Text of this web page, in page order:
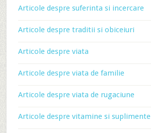
Articole despre suferinta si incercare
Articole despre traditii si obiceiuri
Articole despre viata
Articole despre viata de familie
Articole despre viata de rugaciune
Articole despre vitamine si suplimente